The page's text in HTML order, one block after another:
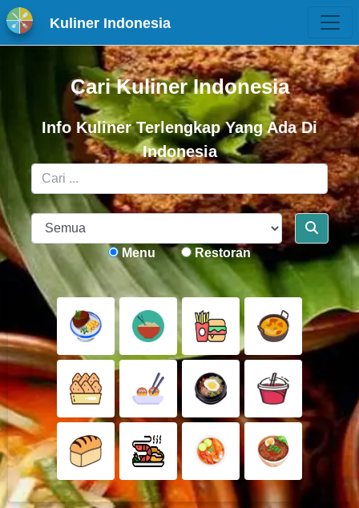
Kuliner Indonesia
Cari Kuliner Indonesia
Info Kuliner Terlengkap Yang Ada Di
Indonesia
Menu Restoran